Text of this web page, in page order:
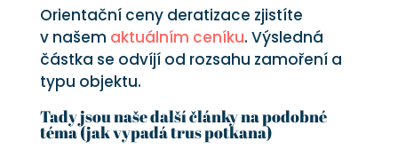
Orientační ceny deratizace zjistíte
v našem aktuálním ceníku. Výsledná
částka se odvíjí od rozsahu zamoření a
typu objektu.
Tady jsou naše další články na podobné
téma (jak vypadá trus potkana)